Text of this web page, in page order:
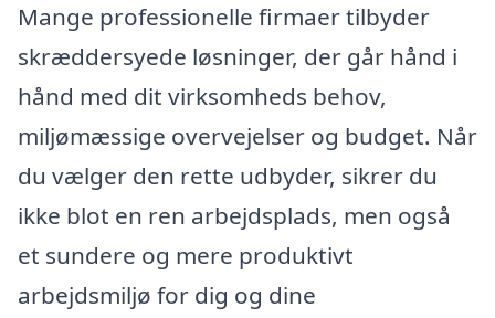
Mange professionelle firmaer tilbyder
skræddersyede løsninger, der går hånd i
hånd med dit virksomheds behov,
miljømæssige overvejelser og budget. Når
du vælger den rette udbyder, sikrer du
ikke blot en ren arbejdsplads, men også
et sundere og mere produktivt
arbejdsmiljø for dig og dine